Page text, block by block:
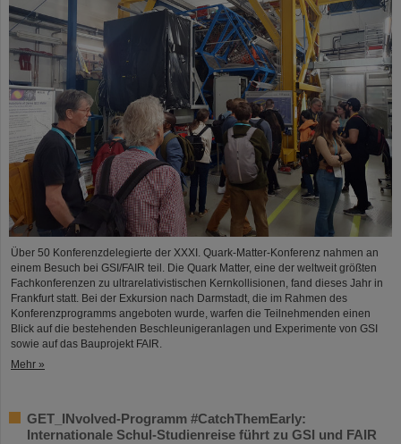
Über 50 Konferenzdelegierte der XXXI. Quark-Matter-Konferenz nahmen an
einem Besuch bei GSI/FAIR teil. Die Quark Matter, eine der weltweit größten
Fachkonferenzen zu ultrarelativistischen Kernkollisionen, fand dieses Jahr in
Frankfurt statt. Bei der Exkursion nach Darmstadt, die im Rahmen des
Konferenzprogramms angeboten wurde, warfen die Teilnehmenden einen
Blick auf die bestehenden Beschleunigeranlagen und Experimente von GSI
sowie auf das Bauprojekt FAIR.
Mehr »
GET_INvolved-Programm #CatchThemEarly:
Internationale Schul-Studienreise führt zu GSI und FAIR